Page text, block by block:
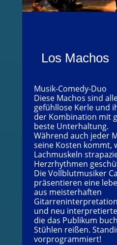
Los Machos
Musik-Comedy-Duo
Diese Machos sind
gefühllose Kerle und
der Kombination mit
beste Unterhaltung.
Während auch jeder
seine Kosten kommt,
Lachmuskeln
Herzrhythmen
Die Vollblutmusiker
präsentieren eine
aus meisterhaften
und neu
die das Publikum
Stühlen reißen.
vorprogrammiert!